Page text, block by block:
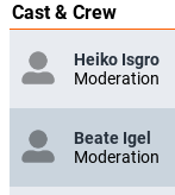
Cast & Crew
Heiko Isgro
Moderation
Beate Igel
Moderation